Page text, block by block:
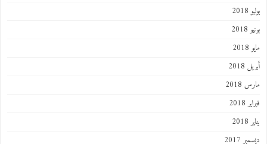
يوليو 2018
يونيو 2018
مايو 2018
أبريل 2018
مارس 2018
فبراير 2018
يناير 2018
ديسمبر 2017